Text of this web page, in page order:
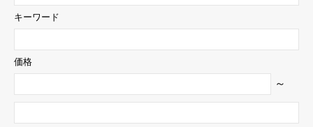
キーワード
価格
～